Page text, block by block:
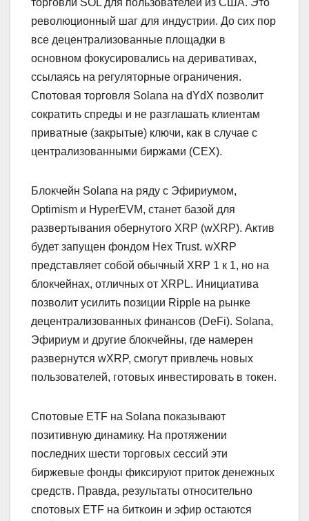
революционный шаг для индустрии. До сих пор
все децентрализованные площадки в
основном фокусировались на деривативах,
ссылаясь на регуляторные ограничения.
Спотовая торговля Solana на dYdX позволит
сократить спреды и не разглашать клиентам
приватные (закрытые) ключи, как в случае с
централизованными биржами (CEX).
Блокчейн Solana на ряду с Эфириумом,
Optimism и HyperEVM, станет базой для
развертывания обернутого XRP (wXRP). Актив
будет запущен фондом Hex Trust. wXRP
представляет собой обычный XRP 1 к 1, но на
блокчейнах, отличных от XRPL. Инициатива
позволит усилить позиции Ripple на рынке
децентрализованных финансов (DeFi). Solana,
Эфириум и другие блокчейны, где намерен
развернутся wXRP, смогут привлечь новых
пользователей, готовых инвестировать в токен.
Спотовые ETF на Solana показывают
позитивную динамику. На протяжении
последних шести торговых сессий эти
биржевые фонды фиксируют приток денежных
средств. Правда, результаты относительно
спотовых ETF на биткоин и эфир остаются